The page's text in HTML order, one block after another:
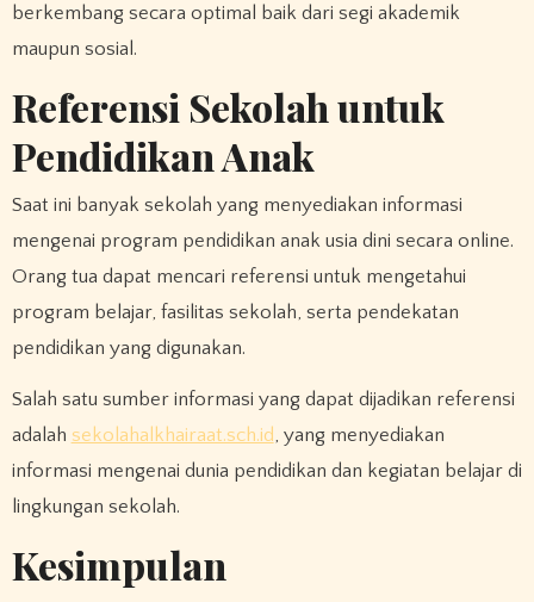
berkembang secara optimal baik dari segi akademik
maupun sosial.
Referensi Sekolah untuk
Pendidikan Anak
Saat ini banyak sekolah yang menyediakan informasi
mengenai program pendidikan anak usia dini secara online.
Orang tua dapat mencari referensi untuk mengetahui
program belajar, fasilitas sekolah, serta pendekatan
pendidikan yang digunakan.
Salah satu sumber informasi yang dapat dijadikan referensi
adalah sekolahalkhairaat.sch.id, yang menyediakan
informasi mengenai dunia pendidikan dan kegiatan belajar di
lingkungan sekolah.
Kesimpulan